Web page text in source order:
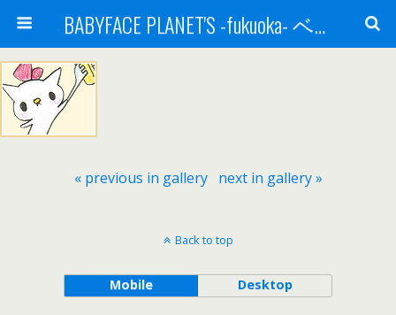
BABYFACE PLANET'S -fukuoka- ベビーフェイスプラネッツ 福岡(ベビフェ福岡)
« previous in gallery next in gallery »
Back to top
Mobile Desktop